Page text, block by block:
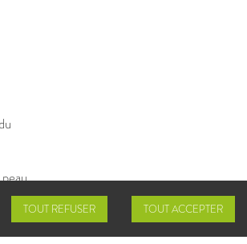
TOUT REFUSER TOUT ACCEPTER